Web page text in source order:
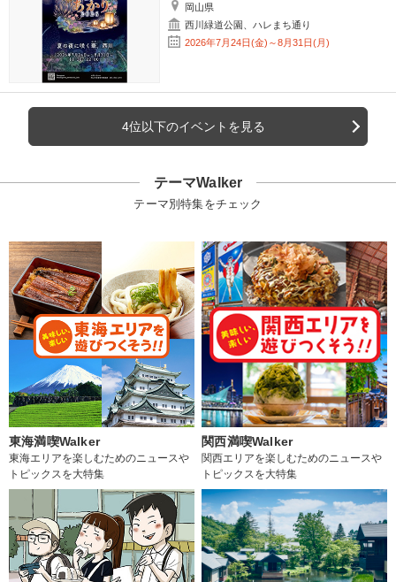
岡山県
西川緑道公園、ハレまち通り
2026年7月24日(金)～8月31日(月)
4位以下のイベントを見る
テーマWalker
テーマ別特集をチェック
東海満喫Walker
東海エリアを楽しむためのニュースや
トピックスを大特集
関西満喫Walker
関西エリアを楽しむためのニュースや
トピックスを大特集